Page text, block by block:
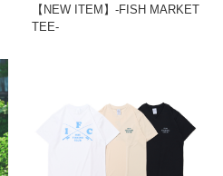
【NEW ITEM】-FISH MARKET
TEE-